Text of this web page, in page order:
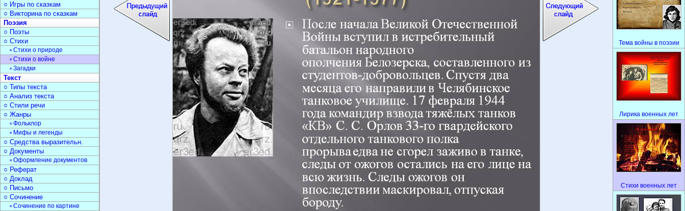
○ Игры по сказкам
○ Викторина по сказкам
Поэзия
○ Поэты
○ Стихи
▫ Стихи о природе
▫ Стихи о войне
▫ Загадки
Текст
○ Типы текста
○ Анализ текста
○ Стили речи
○ Жанры
▫ Фольклор
▫ Мифы и легенды
○ Средства выразительн.
○ Документы
▫ Оформление документов
○ Реферат
○ Доклад
○ Письмо
○ Сочинение
▫ Сочинение по картине
Тема войны в поэзии
Лирика военных лет
Стихи военных лет